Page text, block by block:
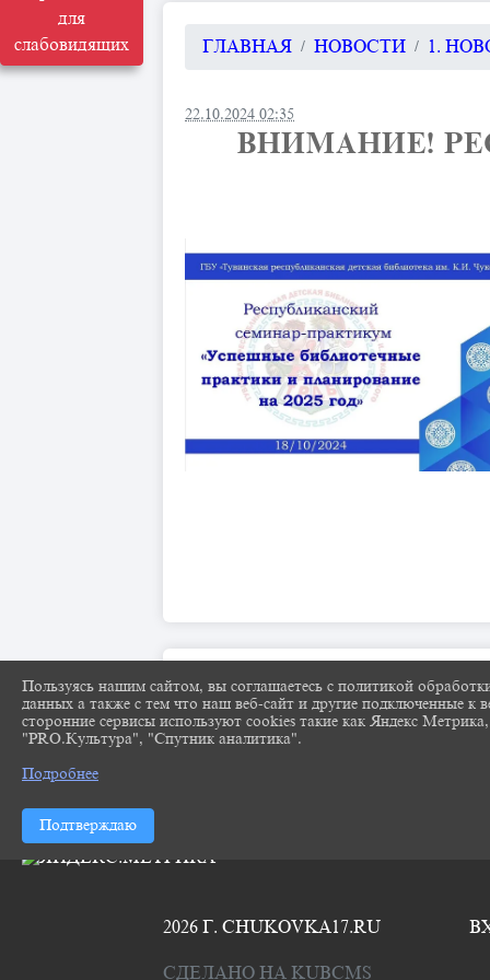
для
слабовидящих
ГЛАВНАЯ НОВОСТИ 1.
22.10.2024 02:35
ВНИМАНИЕ!
2026 Г. CHUKOVKA17.RU
СДЕЛАНО НА KUBCMS
Пользуясь нашим сайтом, вы соглашаетесь с политикой
данных а также с тем что наш веб-сайт и другие подключенные к
сторонние сервисы используют cookies такие как Яндекс
"PRO.Культура", "Спутник аналитика".
Подробнее
Подтверждаю